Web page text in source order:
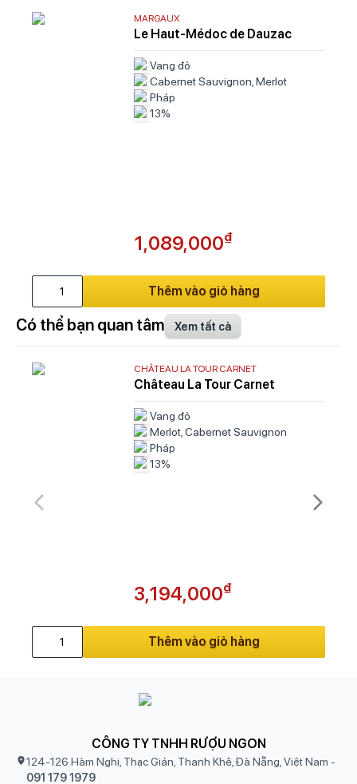
MARGAUX
Le Haut-Médoc de Dauzac
Vang đỏ
Cabernet Sauvignon, Merlot
Pháp
13%
1,089,000₫
Thêm vào giỏ hàng
Có thể bạn quan tâm Xem tất cả
CHÂTEAU LA TOUR CARNET
Château La Tour Carnet
Vang đỏ
Merlot, Cabernet Sauvignon
Pháp
13%
3,194,000₫
Thêm vào giỏ hàng
CÔNG TY TNHH RƯỢU NGON
124-126 Hàm Nghi, Thạc Gián, Thanh Khê, Đà Nẵng, Việt Nam -
091 179 1979